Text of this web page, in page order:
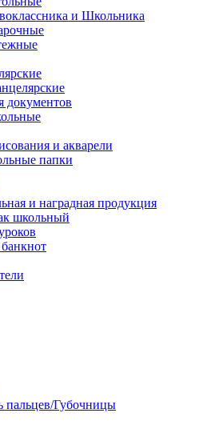
и Школьника
документов
и акварели
папки
и наградная продукция
школьный
пальцев/Губочницы